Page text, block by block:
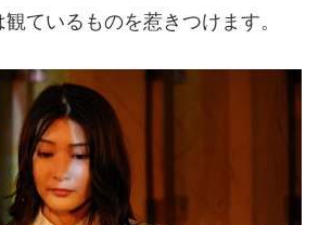
ているものを惹きつけます。